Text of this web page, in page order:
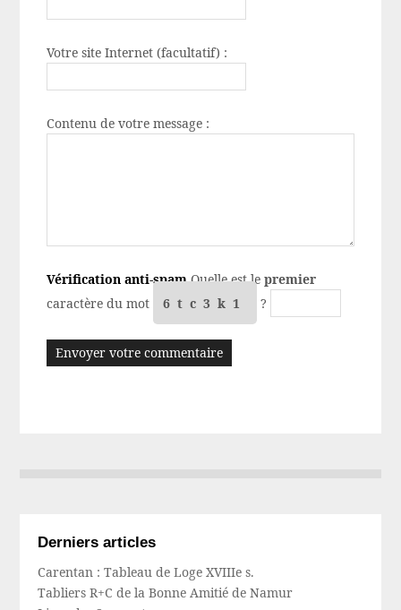
Votre site Internet (facultatif) :
Contenu de votre message :
Vérification anti-spam Quelle est lepremier
caractère du mot
6tc3k1 ?
Derniers articles
Carentan : Tableau de Loge XVIIIe s.
Tabliers R+C de la Bonne Amitié de Namur